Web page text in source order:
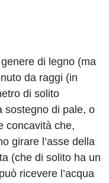
di legno (ma
da raggi (in
di solito
sostegno di pale, o
concavità che,
girare l’asse della
(che di solito ha un
ricevere l’acqua